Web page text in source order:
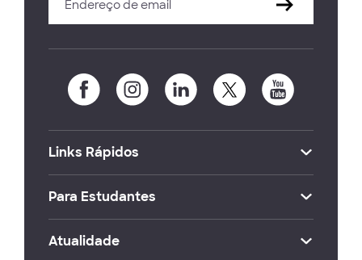
Links Rápidos
Para Estudantes
Atualidade